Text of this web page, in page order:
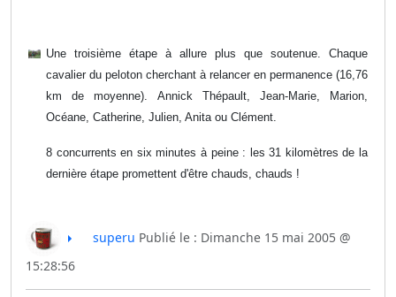
Une troisième étape à allure plus que soutenue. Chaque
cavalier du peloton cherchant à relancer en permanence (16,76
km de moyenne). Annick Thépault, Jean-Marie, Marion,
Océane, Catherine, Julien, Anita ou Clément.
8 concurrents en six minutes à peine : les 31 kilomètres de la
dernière étape promettent d'être chauds, chauds !
superu Publié le : Dimanche 15 mai 2005 @
15:28:56